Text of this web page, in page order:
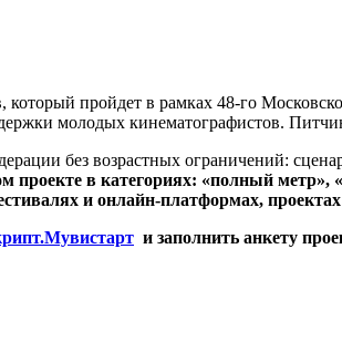
пройдет в рамках 48-го
молодых кинематографистов.
без возрастных ограничений:
проекте в категориях: «полный
и онлайн-платформах,
и заполнить анкету